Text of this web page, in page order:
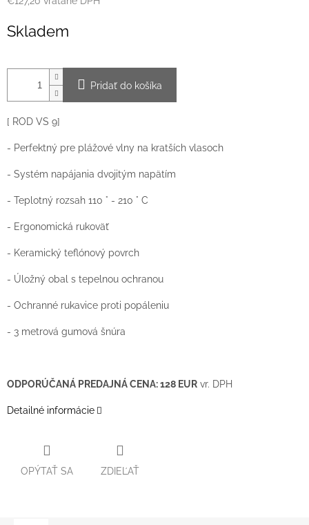
cena:
Skladem
Pridať do košíka
[ ROD VS 9]
- Perfektný pre plážové vlny na kratších vlasoch
- Systém napájania dvojitým napätím
- Teplotný rozsah 110 ° - 210 ° C
- Ergonomická rukoväť
- Keramický teflónový povrch
- Úložný obal s tepelnou ochranou
- Ochranné rukavice proti popáleniu
- 3 metrová gumová šnúra
ODPORÚČANÁ PREDAJNÁ CENA: 128 EUR vr. DPH
Detailné informácie
OPÝTAŤ SA ZDIEĽAŤ